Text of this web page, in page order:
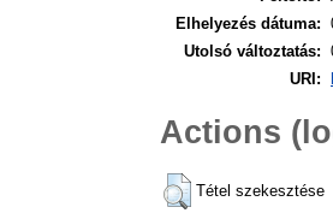
Elhelyezés dátuma:
Utolsó változtatás:
URI:
Actions
Tétel szekesztése